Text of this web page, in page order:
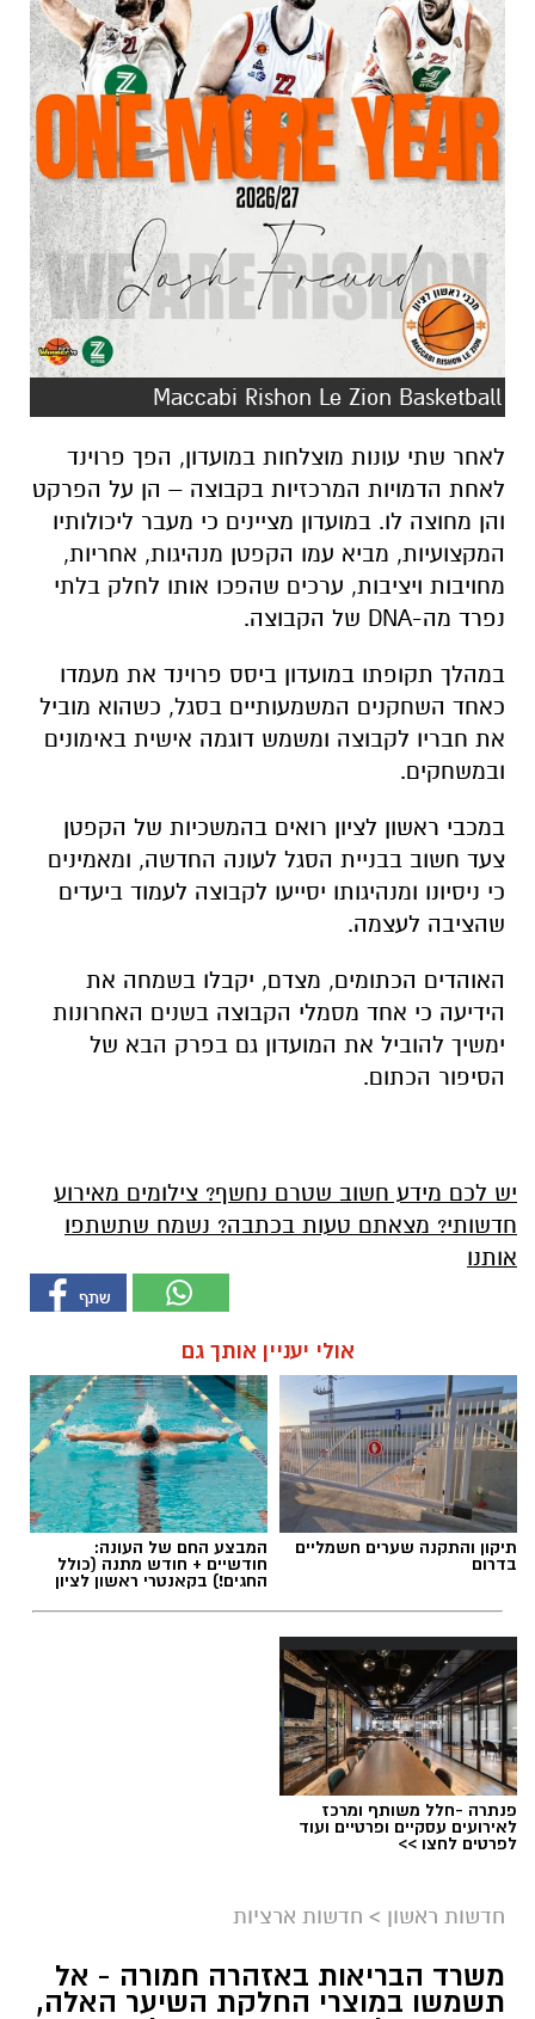
Maccabi Rishon Le Zion Basketball
לאחר שתי עונות מוצלחות במועדון, הפך פרוינד
לאחת הדמויות המרכזיות בקבוצה – הן על הפרקט
והן מחוצה לו. במועדון מציינים כי מעבר ליכולותיו
המקצועיות, מביא עמו הקפטן מנהיגות, אחריות,
מחויבות ויציבות, ערכים שהפכו אותו לחלק בלתי
נפרד מה-DNA של הקבוצה.
במהלך תקופתו במועדון ביסס פרוינד את מעמדו
כאחד השחקנים המשמעותיים בסגל, כשהוא מוביל
את חבריו לקבוצה ומשמש דוגמה אישית באימונים
ובמשחקים.
במכבי ראשון לציון רואים בהמשכיות של הקפטן
צעד חשוב בבניית הסגל לעונה החדשה, ומאמינים
כי ניסיונו ומנהיגותו יסייעו לקבוצה לעמוד ביעדים
שהציבה לעצמה.
האוהדים הכתומים, מצדם, יקבלו בשמחה את
הידיעה כי אחד מסמלי הקבוצה בשנים האחרונות
ימשיך להוביל את המועדון גם בפרק הבא של
הסיפור הכתום.
יש לכם מידע חשוב שטרם נחשף? צילומים מאירוע
חדשותי? מצאתם טעות בכתבה? נשמח שתשתפו
אותנו
אולי יעניין אותך גם
תיקון והתקנה שערים חשמליים
בדרום
המבצע החם של העונה:
חודשיים + חודש מתנה (כולל
החגים!) בקאנטרי ראשון לציון
פנתרה -חלל משותף ומרכז
לאירועים עסקיים ופרטיים ועוד
לפרטים לחצו >>
חדשות ראשון > חדשות ארציות
משרד הבריאות באזהרה חמורה - אל
תשמשו במוצרי החלקת השיער האלה,